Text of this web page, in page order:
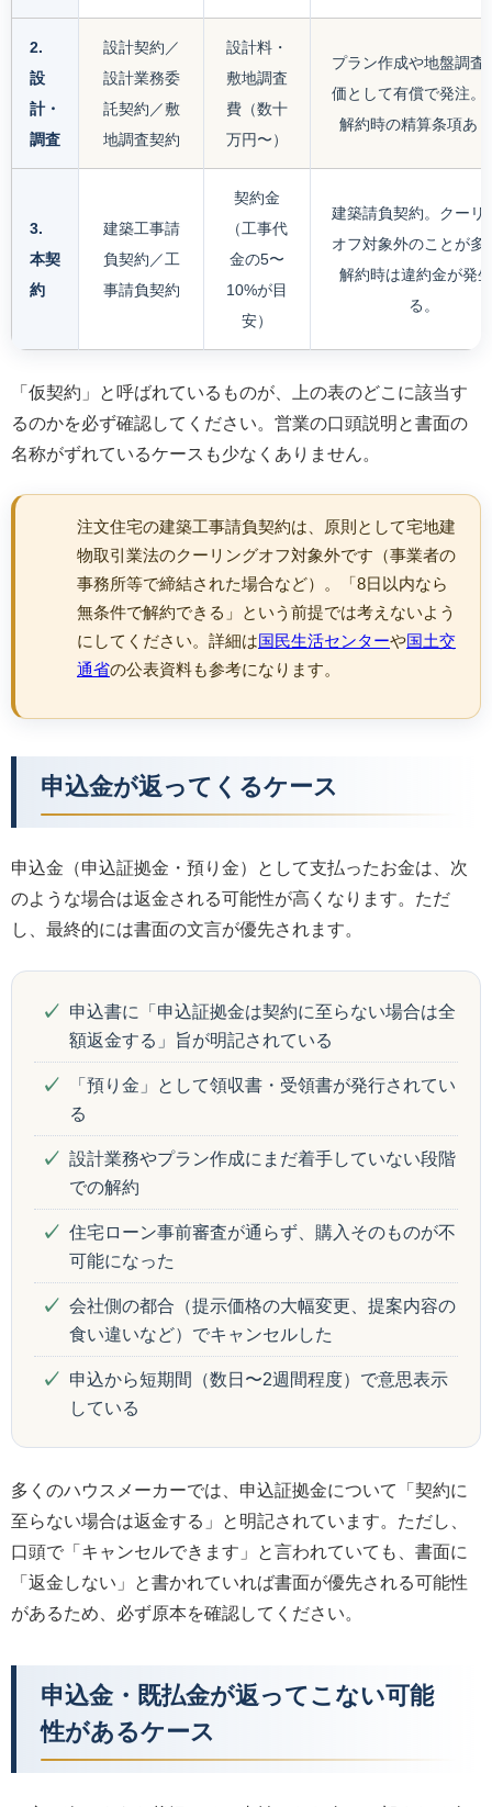
2.
設
計・
調査
設計契約／
設計業務委
託契約／敷
地調査契約
設計料・
敷地調査
費（数十
万円〜）
プラン作成や地盤調査
価として有償で発注。
解約時の精算条項あ
3.
本契
約
建築工事請
負契約／工
事請負契約
契約金
（工事代
金の5〜
10%が目
安）
建築請負契約。クーリ
オフ対象外のことが多
解約時は違約金が発
る。
「仮契約」と呼ばれているものが、上の表のどこに該当す
るのかを必ず確認してください。営業の口頭説明と書面の
名称がずれているケースも少なくありません。
注文住宅の建築工事請負契約は、原則として宅地建
物取引業法のクーリングオフ対象外です（事業者の
事務所等で締結された場合など）。「8日以内なら
無条件で解約できる」という前提では考えないよう
にしてください。詳細は 国民生活センターや 国土交
通省の公表資料も参考になります。
申込金が返ってくるケース
申込金（申込証拠金・預り金）として支払ったお金は、次
のような場合は返金される可能性が高くなります。ただ
し、最終的には書面の文言が優先されます。
申込書に「申込証拠金は契約に至らない場合は全
額返金する」旨が明記されている
「預り金」として領収書・受領書が発行されてい
る
設計業務やプラン作成にまだ着手していない段階
での解約
住宅ローン事前審査が通らず、購入そのものが不
可能になった
会社側の都合（提示価格の大幅変更、提案内容の
食い違いなど）でキャンセルした
申込から短期間（数日〜2週間程度）で意思表示
している
多くのハウスメーカーでは、申込証拠金について「契約に
至らない場合は返金する」と明記されています。ただし、
口頭で「キャンセルできます」と言われていても、書面に
「返金しない」と書かれていれば書面が優先される可能性
があるため、必ず原本を確認してください。
申込金・既払金が返ってこない可能
性があるケース